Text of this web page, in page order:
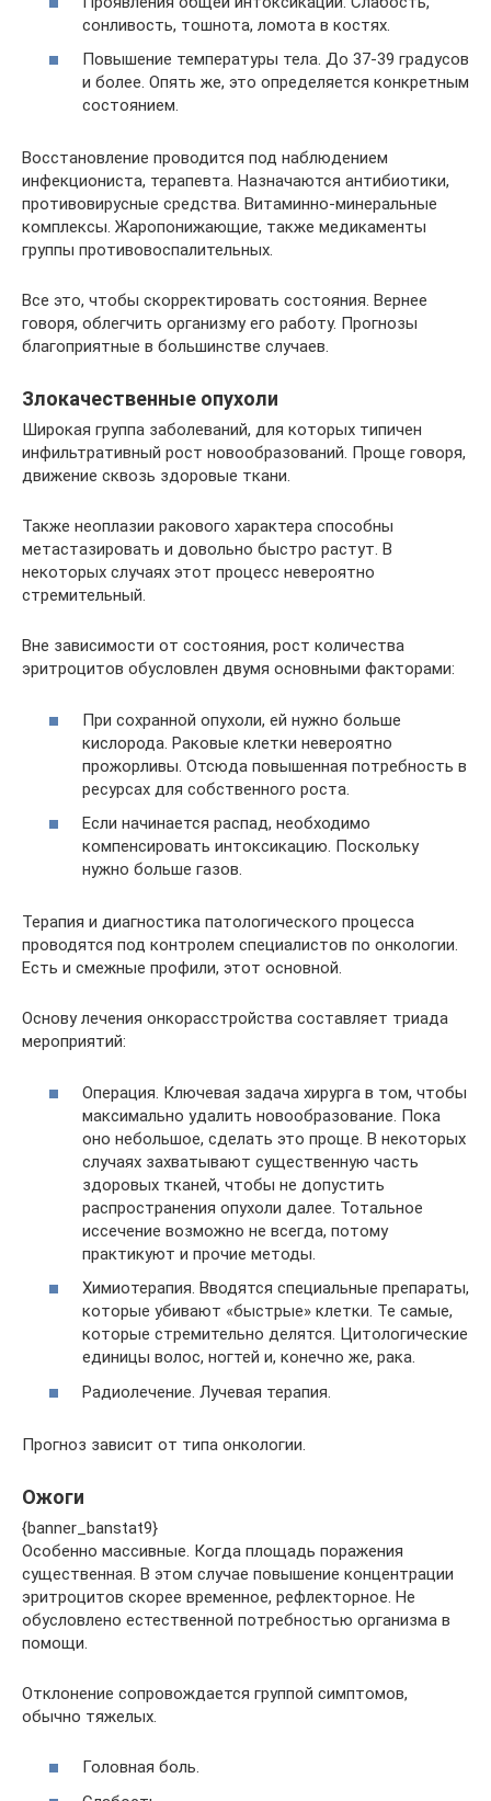
сонливость, тошнота, ломота в костях.
Повышение температуры тела. До 37-39 градусов
и более. Опять же, это определяется конкретным
состоянием.
Восстановление проводится под наблюдением
инфекциониста, терапевта. Назначаются антибиотики,
противовирусные средства. Витаминно-минеральные
комплексы. Жаропонижающие, также медикаменты
группы противовоспалительных.
Все это, чтобы скорректировать состояния. Вернее
говоря, облегчить организму его работу. Прогнозы
благоприятные в большинстве случаев.
Злокачественные опухоли
Широкая группа заболеваний, для которых типичен
инфильтративный рост новообразований. Проще говоря,
движение сквозь здоровые ткани.
Также неоплазии ракового характера способны
метастазировать и довольно быстро растут. В
некоторых случаях этот процесс невероятно
стремительный.
Вне зависимости от состояния, рост количества
эритроцитов обусловлен двумя основными факторами:
При сохранной опухоли, ей нужно больше
кислорода. Раковые клетки невероятно
прожорливы. Отсюда повышенная потребность в
ресурсах для собственного роста.
Если начинается распад, необходимо
компенсировать интоксикацию. Поскольку
нужно больше газов.
Терапия и диагностика патологического процесса
проводятся под контролем специалистов по онкологии.
Есть и смежные профили, этот основной.
Основу лечения онкорасстройства составляет триада
мероприятий:
Операция. Ключевая задача хирурга в том, чтобы
максимально удалить новообразование. Пока
оно небольшое, сделать это проще. В некоторых
случаях захватывают существенную часть
здоровых тканей, чтобы не допустить
распространения опухоли далее. Тотальное
иссечение возможно не всегда, потому
практикуют и прочие методы.
Химиотерапия. Вводятся специальные препараты,
которые убивают «быстрые» клетки. Те самые,
которые стремительно делятся. Цитологические
единицы волос, ногтей и, конечно же, рака.
Радиолечение. Лучевая терапия.
Прогноз зависит от типа онкологии.
Ожоги
{banner_banstat9}
Особенно массивные. Когда площадь поражения
существенная. В этом случае повышение концентрации
эритроцитов скорее временное, рефлекторное. Не
обусловлено естественной потребностью организма в
помощи.
Отклонение сопровождается группой симптомов,
обычно тяжелых.
Головная боль.